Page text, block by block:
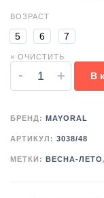
ВОЗРАСТ
5 6 7
× ОЧИСТИТЬ
- + В
БРЕНД: MAYORAL
АРТИКУЛ: 3038/48
МЕТКИ: ВЕСНА-ЛЕТО,